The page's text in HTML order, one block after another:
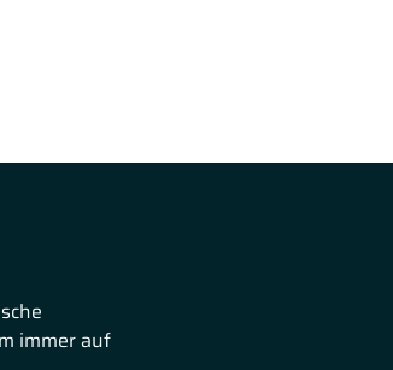
immer auf